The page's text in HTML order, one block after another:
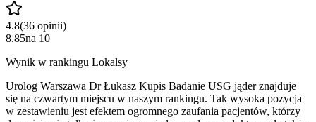
4.8(36 opinii)
8.85na 10
Wynik w rankingu Lokalsy
Urolog Warszawa Dr Łukasz Kupis Badanie USG jąder znajduje
się na czwartym miejscu w naszym rankingu. Tak wysoka pozycja
w zestawieniu jest efektem ogromnego zaufania pacjentów, którzy